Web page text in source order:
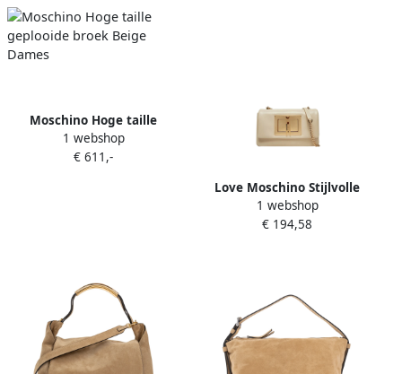
Moschino Hoge taille
geplooide broek Beige
Dames
1 webshop
€ 611,-
Love Moschino Stijlvolle
Witte Schoudertas met
Gouden Accenten White
1 webshop
€ 194,58